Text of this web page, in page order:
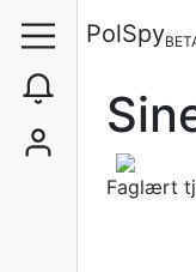
PolSpy
Faglært